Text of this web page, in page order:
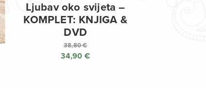
Ljubav oko svijeta –
KOMPLET: KNJIGA &
DVD
38,80€
Izvorna
34,90 €